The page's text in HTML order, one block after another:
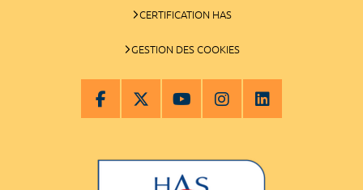
CERTIFICATION HAS
GESTION DES COOKIES